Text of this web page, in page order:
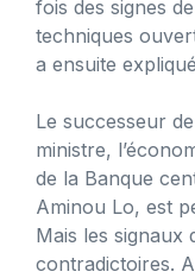
fois des signes
techniques
a ensuite
Le successeur
ministre,
de la Banque
Aminou Lo, est
Mais les signaux
contradictoires.